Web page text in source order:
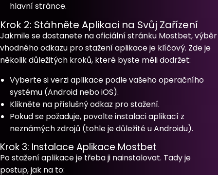
hlavní stránce.
Krok 2: Stáhněte Aplikaci na Svůj Zařízení
Jakmile se dostanete na oficiální stránku Mostbet, výběr
vhodného odkazu pro stažení aplikace je klíčový. Zde je
několik důležitých kroků, které byste měli dodržet:
Vyberte si verzi aplikace podle vašeho operačního
systému (Android nebo iOS).
Klikněte na příslušný odkaz pro stažení.
Pokud se požaduje, povolte instalaci aplikací z
neznámých zdrojů (tohle je důležité u Androidu).
Krok 3: Instalace Aplikace Mostbet
Po stažení aplikace je třeba ji nainstalovat. Tady je
postup, jak na to: